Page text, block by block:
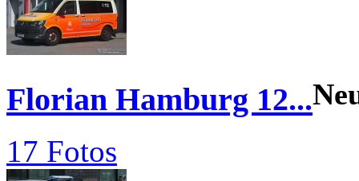
Florian Hamburg 12...
17 Fotos